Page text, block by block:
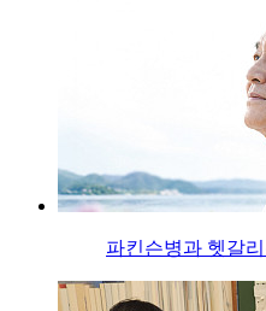
파킨슨병과 헷갈